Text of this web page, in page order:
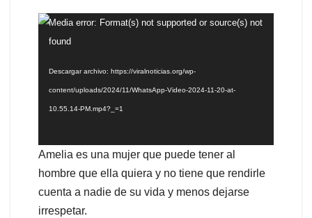
Reproductor
de
Media error: Format(s) not supported or source(s) not
found
Descargar archivo: https://viralnoticias.org/wp-
content/uploads/2024/11/WhatsApp-Video-2024-11-20-at-
10.55.14-PM.mp4?_=1
Amelia es una mujer que puede tener al
hombre que ella quiera y no tiene que rendirle
cuenta a nadie de su vida y menos dejarse
irrespetar.